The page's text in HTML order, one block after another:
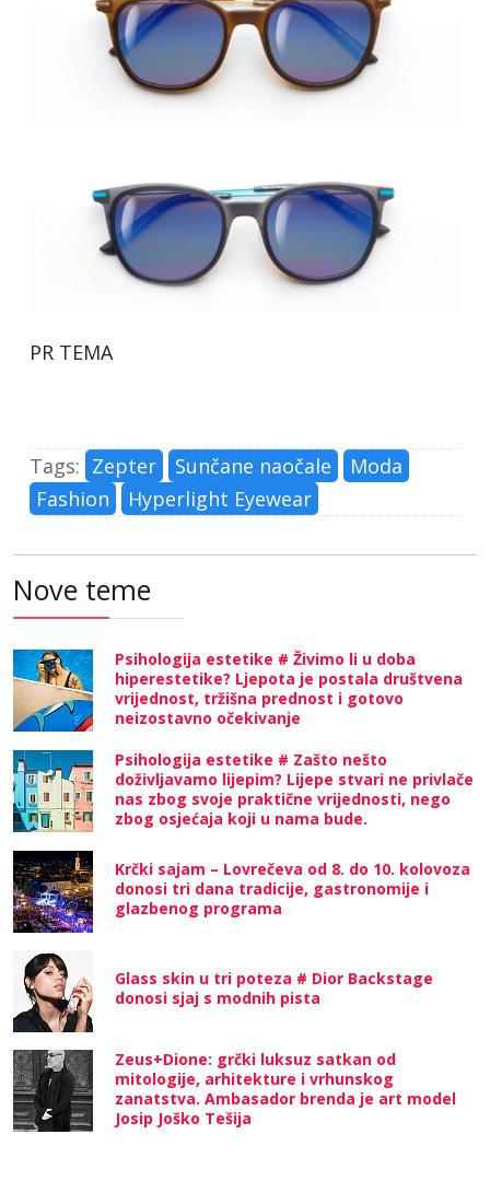
PR TEMA
Tags: Zepter Sunčane naočale
Moda
Fashion
Hyperlight Eyewear
Nove teme
Psihologija estetike # Živimo li u doba
hiperestetike? Ljepota je postala društvena
vrijednost, tržišna prednost i gotovo
neizostavno očekivanje
Psihologija estetike # Zašto nešto
doživljavamo lijepim? Lijepe stvari ne privlače
nas zbog svoje praktične vrijednosti, nego
zbog osjećaja koji u nama bude.
Krčki sajam – Lovrečeva od 8. do 10. kolovoza
donosi tri dana tradicije, gastronomije i
glazbenog programa
Glass skin u tri poteza # Dior Backstage
donosi sjaj s modnih pista
Zeus+Dione: grčki luksuz satkan od
mitologije, arhitekture i vrhunskog
zanatstva. Ambasador brenda je art model
Josip Joško Tešija